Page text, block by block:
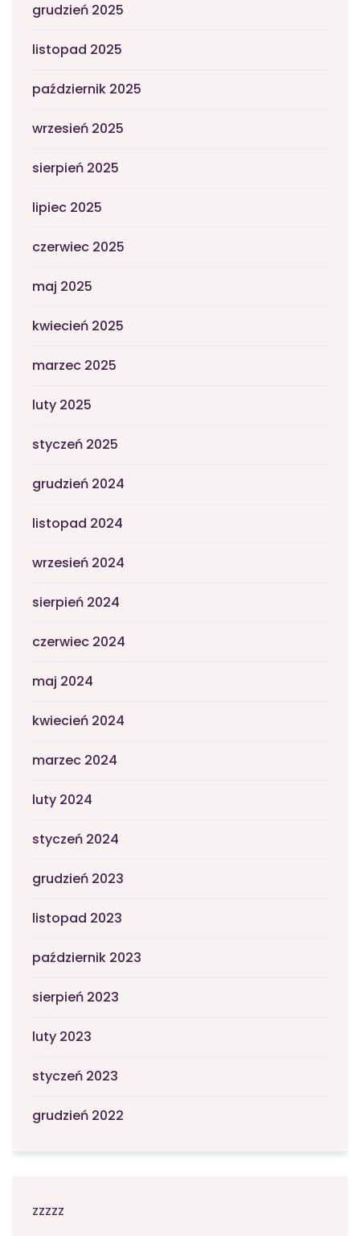
grudzień 2025
listopad 2025
październik 2025
wrzesień 2025
sierpień 2025
lipiec 2025
czerwiec 2025
maj 2025
kwiecień 2025
marzec 2025
luty 2025
styczeń 2025
grudzień 2024
listopad 2024
wrzesień 2024
sierpień 2024
czerwiec 2024
maj 2024
kwiecień 2024
marzec 2024
luty 2024
styczeń 2024
grudzień 2023
listopad 2023
październik 2023
sierpień 2023
luty 2023
styczeń 2023
grudzień 2022
zzzzz